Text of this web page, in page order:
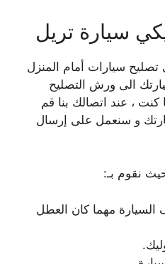
سيارة تريل
تصليح سيارات أمام المنزل
الى ورش التصليح
كنت ، عند اتصالك بنا قم
و سنعمل على إرسال
نقوم بـ:
السيارة مهما كان العطل